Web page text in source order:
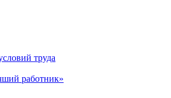
труда
работник»